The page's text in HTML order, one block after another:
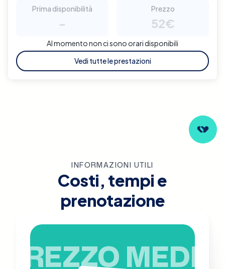
Prima disponibilità
-
Prezzo
52€
Al momento non ci sono orari disponibili
Vedi tutte le prestazioni
INFORMAZIONI UTILI
Costi, tempi e
prenotazione
PREZZO MEDIO